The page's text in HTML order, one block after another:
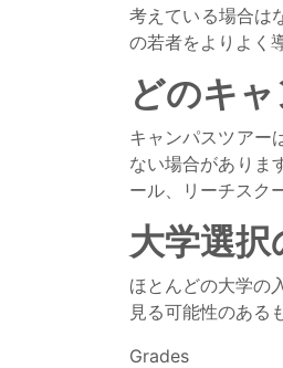
考えている場合は
の若者をよりよく
どのキ
キャンパスツアー
ない場合がありま
ール、リーチスク
大学選
ほとんどの大学の
見る可能性のある
Grades